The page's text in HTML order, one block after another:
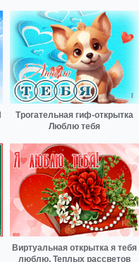
Трогательная гиф-открытка
Люблю тебя
Виртуальная открытка я тебя
люблю. Теплых рассветов